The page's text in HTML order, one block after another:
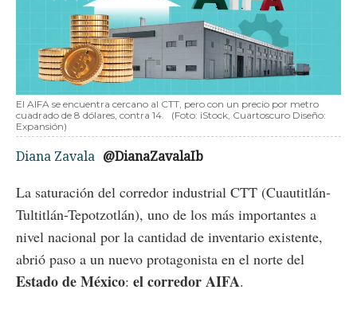
El AIFA se encuentra cercano al CTT, pero con un precio por metro
cuadrado de 8 dólares, contra 14.
(Foto: iStock, Cuartoscuro Diseño:
Expansión)
Diana Zavala @DianaZavalaIb
La saturación del corredor industrial CTT (Cuautitlán-
Tultitlán-Tepotzotlán), uno de los más importantes a
nivel nacional por la cantidad de inventario existente,
abrió paso a un nuevo protagonista en el norte del
Estado de México: el corredor AIFA.